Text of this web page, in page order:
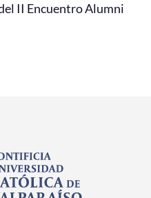
II Encuentro Alumni